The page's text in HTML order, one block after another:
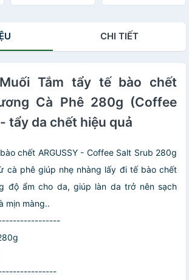
Sáng Mịn Rạng
CHI TIẾT
Tắm tẩy tế bào chết
Cà Phê 280g (Coffee
tẩy da chết hiệu quả
chết ARGUSSY -‪ Coffee​ Salt Srub 280g
cà phê giúp nhẹ nhàng lấy đi tế bào chết
độ ẩm cho da, giúp làn da trở nên sạch​
mịn màng..